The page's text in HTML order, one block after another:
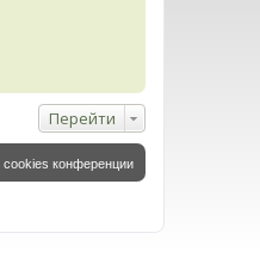
Перейти
cookies конференции